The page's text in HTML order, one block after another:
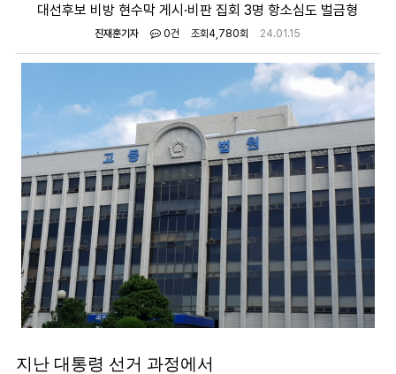
대선후보 비방 현수막 게시·비판 집회 3명 항소심도 벌금형
진재훈기자 0건 조회4,780회 24.01.15
지난 대통령 선거 과정에서